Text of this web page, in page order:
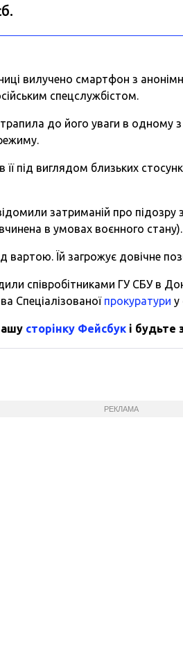
вилучено смартфон з
спецслужбістом.
до його уваги в одному
під виглядом близьких
затриманій про підозру
в умовах воєнного стану).
вартою. Їй загрожує довічне
співробітниками ГУ СБУ в
Спеціалізованої прокуратури у
сторінку Фейсбук і будьте
РЕКЛАМА